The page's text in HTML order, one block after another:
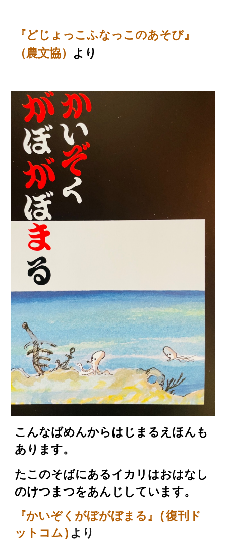
『どじょっこふなっこのあそび』
（農文協） より
こんなばめんからはじまるえほんも
あります。
たこのそばにあるイカリはおはなし
のけつまつをあんじしています。
『かいぞくがぼがぼまる』(復刊ド
ットコム) より